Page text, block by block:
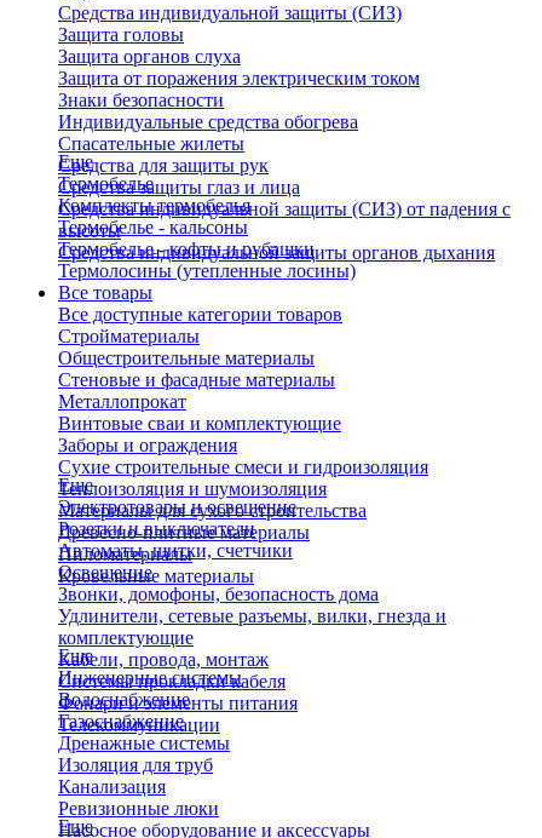
Средства индивидуальной защиты (СИЗ)
Защита головы
Защита органов слуха
Защита от поражения электрическим током
Знаки безопасности
Индивидуальные средства обогрева
Спасательные жилеты
Средства для защиты рук
Средства защиты глаз и лица
Средства индивидуальной защиты (СИЗ) от падения с
высоты
Средства индивидуальной защиты органов дыхания
Еще
Термобелье
Комплекты термобелья
Термобелье - кальсоны
Термобелье - кофты и рубашки
Термолосины (утепленные лосины)
Все товары
Все доступные категории товаров
Стройматериалы
Общестроительные материалы
Стеновые и фасадные материалы
Металлопрокат
Винтовые сваи и комплектующие
Заборы и ограждения
Сухие строительные смеси и гидроизоляция
Теплоизоляция и шумоизоляция
Материалы для сухого строительства
Древесно-плитные материалы
Пиломатериалы
Кровельные материалы
Еще
Электротовары и освещение
Розетки и выключатели
Автоматы, щитки, счетчики
Освещение
Звонки, домофоны, безопасность дома
Удлинители, сетевые разъемы, вилки, гнезда и
комплектующие
Кабели, провода, монтаж
Системы прокладки кабеля
Фонари и элементы питания
Телекоммуникации
Еще
Инженерные системы
Водоснабжение
Газоснабжение
Дренажные системы
Изоляция для труб
Канализация
Ревизионные люки
Насосное оборудование и аксессуары
Еще